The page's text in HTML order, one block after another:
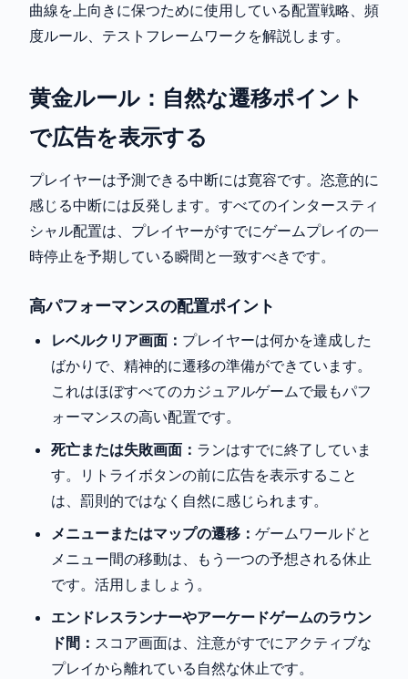
曲線を上向きに保つために使用している配置戦略、頻
度ルール、テストフレームワークを解説します。
黄金ルール：自然な遷移ポイント
で広告を表示する
プレイヤーは予測できる中断には寛容です。恣意的に
感じる中断には反発します。すべてのインタースティ
シャル配置は、プレイヤーがすでにゲームプレイの一
時停止を予期している瞬間と一致すべきです。
高パフォーマンスの配置ポイント
レベルクリア画面： プレイヤーは何かを達成した
ばかりで、精神的に遷移の準備ができています。
これはほぼすべてのカジュアルゲームで最もパフ
ォーマンスの高い配置です。
死亡または失敗画面： ランはすでに終了していま
す。リトライボタンの前に広告を表示すること
は、罰則的ではなく自然に感じられます。
メニューまたはマップの遷移： ゲームワールドと
メニュー間の移動は、もう一つの予想される休止
です。活用しましょう。
エンドレスランナーやアーケードゲームのラウン
ド間： スコア画面は、注意がすでにアクティブな
プレイから離れている自然な休止です。